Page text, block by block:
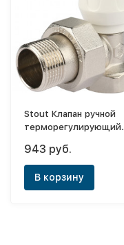
Stout Клапан ручной
терморегулирующий,
943 руб.
В корзину